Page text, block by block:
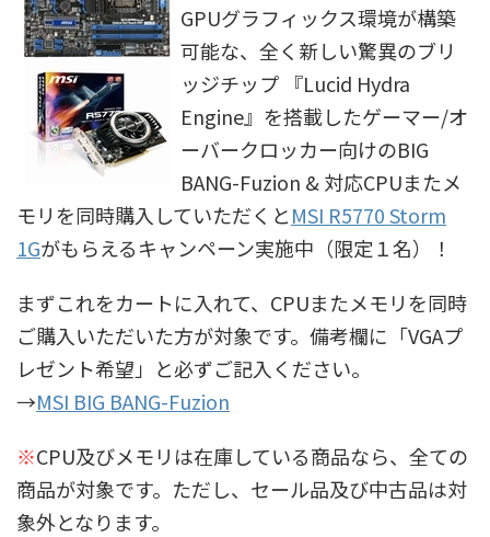
GPUグラフィックス環境が構築
可能な、全く新しい驚異のブリ
ッジチップ 『Lucid Hydra
Engine』を搭載したゲーマー/オ
ーバークロッカー向けのBIG
BANG-Fuzion & 対応CPUまたメ
モリを同時購入していただくとMSI R5770 Storm
1Gがもらえるキャンペーン実施中（限定１名）！
まずこれをカートに入れて、CPUまたメモリを同時
ご購入いただいた方が対象です。備考欄に「VGAプ
レゼント希望」と必ずご記入ください。
→MSI BIG BANG-Fuzion
※CPU及びメモリは在庫している商品なら、全ての
商品が対象です。ただし、セール品及び中古品は対
象外となります。